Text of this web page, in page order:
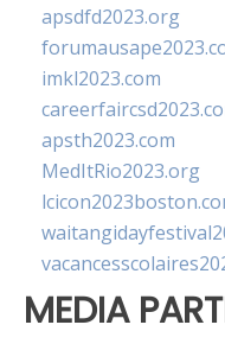
apsdfd2023.org
imkl2023.com
apsth2023.com
MedItRio2023.org
MEDIA